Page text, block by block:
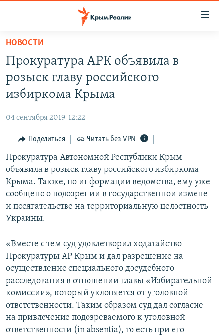
Вернуться
основному
содержанию
Вернутся
главной
навигации
Вернутся
поиску
СПЕЦПРОЕКТЫ
ГРУЗ 200
11 ЛЕТ ОККУПАЦИИ КРЫМА. 11 ИСТОРИЙ СОПРОТИВЛЕНИЯ
ВОДА
ЕЩЕ
ИНТЕРАКТИВ
ИНФОГРАФИКА
ТЕЛЕПРОЕКТ КРЫМ.РЕАЛИИ
СОВЕТЫ ПРАВОЗАЩИТНИКОВ
ПРОПАВШИЕ БЕЗ ВЕСТИ
КРЫМ.НЕПОКОРЕННЫЙ
УКРАИНСКАЯ ПРОБЛЕМА КРЫМА
РАДІО СВОБОДА
КАК ОБОЙТИ БЛОКИРОВКУ
Українською
Все сайты RFE/RL
НОВОСТИ
Прокуратура АРК объявила в
розыск главу российского
избиркома Крыма
04 сентября 2019, 12:22
Поделиться Читать без VPN
Прокуратура Автономной Республики Крым
объявила в розыск главу российского избиркома
Крыма. Также, по информации ведомства, ему уже
сообщено о подозрении в государственной измене
и посягательстве на территориальную целостность
Украины.
«Вместе с тем суд удовлетворил ходатайство
Прокуратуры АР Крым и дал разрешение на
осуществление специального досудебного
расследования в отношении главы «Избирательной
комиссии», который уклоняется от уголовной
ответственности. Таким образом суд дал согласие
на привлечение подозреваемого к уголовной
ответственности (in absentia), то есть при его